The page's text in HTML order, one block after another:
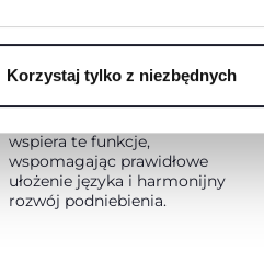
Korzystaj tylko z niezbędnych
niezbędne do rozwoju dziecka
są aktywowane właśnie w
ssanie, smakowanie, żucie i
fonacja. Smoczek Chicco
wspiera te funkcje,
wspomagając prawidłowe
ułożenie języka i harmonijny
rozwój podniebienia.